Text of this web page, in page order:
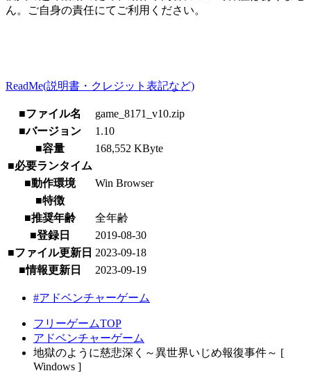
ん。ご自身の責任にてご利用ください。
ReadMe(説明書・クレジット表記など)
■ファイル名
game_8171_v10.zip
■バージョン
1.10
■容量
168,552 KByte
■必要ランタイム
■動作環境
Win Browser
■特徴
■推奨年齢
全年齢
■登録日
2019-08-30
■ファイル更新日 2023-09-18
■情報更新日
2023-09-19
#アドベンチャーゲーム
フリーゲームTOP
アドベンチャーゲーム
地獄のように慈悲深く～異世界いじめ報復事件～ [
Windows ]